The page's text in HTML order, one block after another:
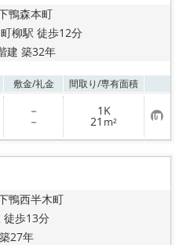
鴨森本町
柳駅 徒歩12分
建 築32年
敷金/礼金 間取り/専有面積
－
－
1K
21 m² お
気
に
入
鴨西半木町
徒歩13分
27年